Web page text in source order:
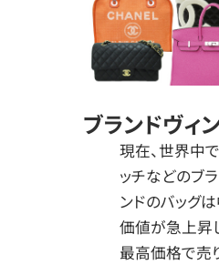
ブランドヴィ
現在、世界中で
ッチなどのブ
ンドのバッグ
価値が急上昇
最高価格で売